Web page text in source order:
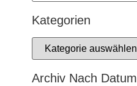
Kategorien
Archiv Nach Datum